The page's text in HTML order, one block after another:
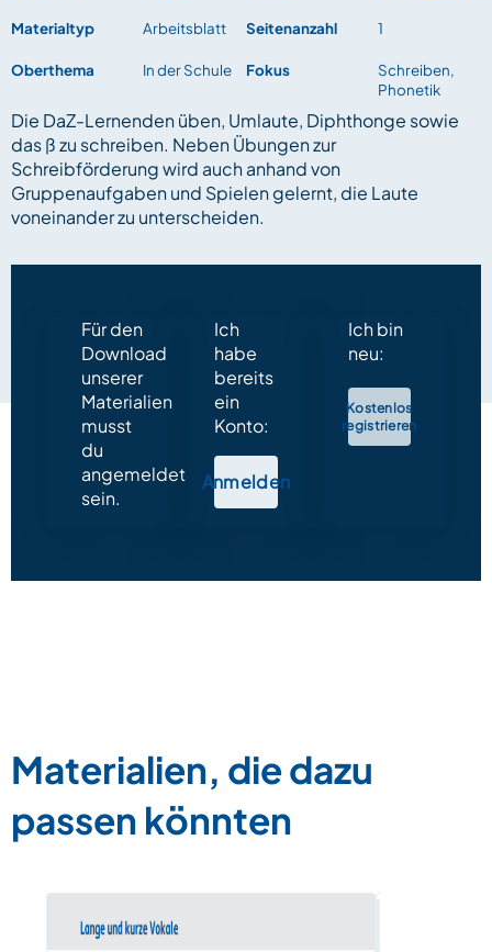
Materialtyp Arbeitsblatt
Oberthema In der Schule
Seitenanzahl 1
Fokus
Schreiben,
Phonetik
Die DaZ-Lernenden üben, Umlaute, Diphthonge sowie
das ß zu schreiben. Neben Übungen zur
Schreibförderung wird auch anhand von
Gruppenaufgaben und Spielen gelernt, die Laute
voneinander zu unterscheiden.
Für den
Download
unserer
Materialien
musst
du
angemeldet
sein.
Ich
habe
bereits
ein
Konto:
Anmelden
Ich bin
neu:
Kostenlos
registrieren
Materialien, die dazu
passen könnten